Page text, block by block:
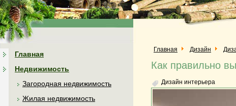
Главная
Недвижимость
Загородная недвижимость
Жилая недвижимость
Главная Дизайн
Как правильно
Дизайн интерьера